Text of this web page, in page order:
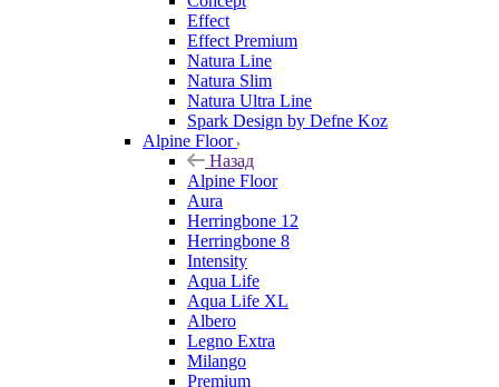
Effect
Effect Premium
Natura Line
Natura Slim
Natura Ultra Line
Spark Design by Defne Koz
Alpine Floor
Назад
Alpine Floor
Aura
Herringbone 12
Herringbone 8
Intensity
Aqua Life
Aqua Life XL
Albero
Legno Extra
Milango
Premium